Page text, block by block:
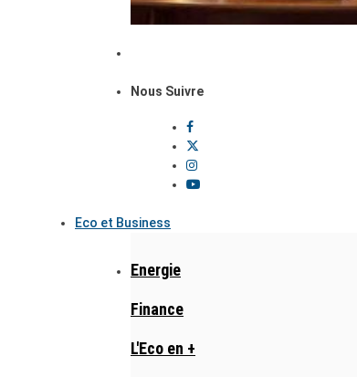
Nous Suivre
Eco et Business
Energie
Finance
L'Eco en +